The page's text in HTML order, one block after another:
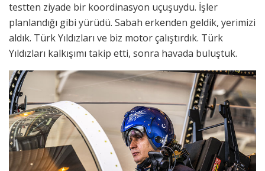
testten ziyade bir koordinasyon uçuşuydu. İşler
planlandığı gibi yürüdü. Sabah erkenden geldik, yerimizi
aldık. Türk Yıldızları ve biz motor çalıştırdık. Türk
Yıldızları kalkışımı takip etti, sonra havada buluştuk.